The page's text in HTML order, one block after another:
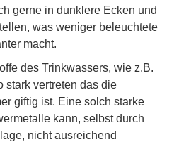
gerne in dunklere Ecken und
was weniger beleuchtete
macht.
des Trinkwassers, wie z.B.
stark vertreten das die
giftig ist. Eine solch starke
kann, selbst durch
nicht ausreichend